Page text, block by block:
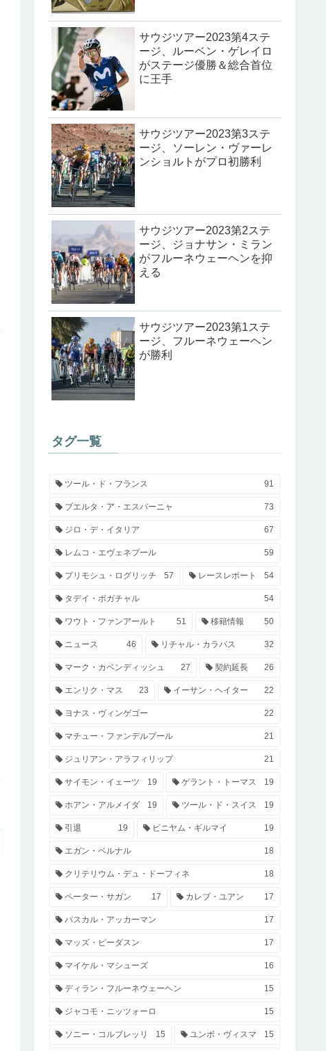
サウジツアー2023第4ステ
ージ、ルーベン・ゲレイロ
がステージ優勝＆総合首位
に王手
サウジツアー2023第3ステ
ージ、ソーレン・ヴァーレ
ンショルトがプロ初勝利
サウジツアー2023第2ステ
ージ、ジョナサン・ミラン
がフルーネウェーヘンを抑
える
サウジツアー2023第1ステ
ージ、フルーネウェーヘン
が勝利
タグ一覧
ツール・ド・フランス 91
ブエルタ・ア・エスパーニャ 73
ジロ・デ・イタリア 67
レムコ・エヴェネプール 59
プリモシュ・ログリッチ 57 レースレポート 54
タデイ・ポガチャル 54
ワウト・ファンアールト 51 移籍情報 50
ニュース 46 リチャル・カラパス 32
マーク・カベンディッシュ 27 契約延長 26
エンリク・マス 23 イーサン・ヘイター 22
ヨナス・ヴィンゲゴー 22
マチュー・ファンデルプール 21
ジュリアン・アラフィリップ 21
サイモン・イェーツ 19 ゲラント・トーマス 19
ホアン・アルメイダ 19 ツール・ド・スイス 19
引退 19 ビニヤム・ギルマイ 19
エガン・ベルナル 18
クリテリウム・デュ・ドーフィネ 18
ペーター・サガン 17 カレブ・ユアン 17
パスカル・アッカーマン 17
マッズ・ピーダスン 17
マイケル・マシューズ 16
ディラン・フルーネウェーヘン 15
ジャコモ・ニッツォーロ 15
ソニー・コルブレッリ 15 ユンボ・ヴィスマ 15